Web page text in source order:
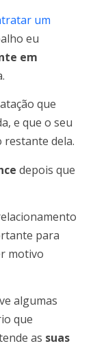
um
eu
em
que
e que o seu
dela.
depois que
para
motivo
algumas
que
as suas